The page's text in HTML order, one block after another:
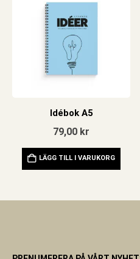
Idébok A5
79,00 kr
LÄGG TILL I VARUKORG